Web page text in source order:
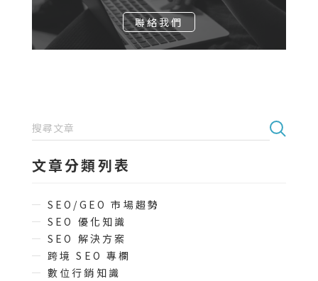
聯絡我們
文章分類列表
SEO/GEO 市場趨勢
SEO 優化知識
SEO 解決方案
跨境 SEO 專欄
數位行銷知識